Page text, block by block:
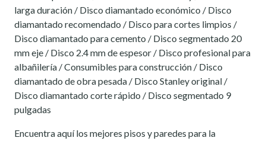
larga duración / Disco diamantado económico / Disco
diamantado recomendado / Disco para cortes limpios /
Disco diamantado para cemento / Disco segmentado 20
mm eje / Disco 2.4 mm de espesor / Disco profesional para
albañilería / Consumibles para construcción / Disco
diamantado de obra pesada / Disco Stanley original /
Disco diamantado corte rápido / Disco segmentado 9
pulgadas
Encuentra aquí los mejores pisos y paredes para la